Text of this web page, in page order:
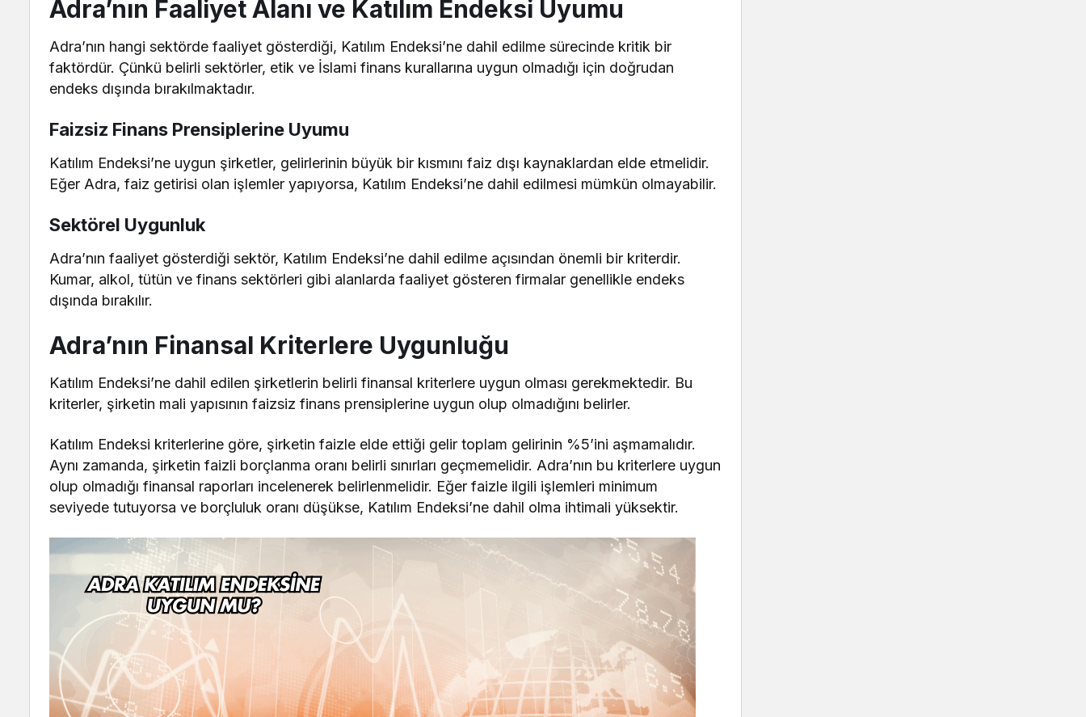
Adra’nın Faaliyet Alanı ve Katılım Endeksi Uyumu
Adra’nın hangi sektörde faaliyet gösterdiği, Katılım Endeksi’ne dahil edilme sürecinde kritik bir
faktördür. Çünkü belirli sektörler, etik ve İslami finans kurallarına uygun olmadığı için doğrudan
endeks dışında bırakılmaktadır.
Faizsiz Finans Prensiplerine Uyumu
Katılım Endeksi’ne uygun şirketler, gelirlerinin büyük bir kısmını faiz dışı kaynaklardan elde etmelidir.
Eğer Adra, faiz getirisi olan işlemler yapıyorsa, Katılım Endeksi’ne dahil edilmesi mümkün olmayabilir.
Sektörel Uygunluk
Adra’nın faaliyet gösterdiği sektör, Katılım Endeksi’ne dahil edilme açısından önemli bir kriterdir.
Kumar, alkol, tütün ve finans sektörleri gibi alanlarda faaliyet gösteren firmalar genellikle endeks
dışında bırakılır.
Adra’nın Finansal Kriterlere Uygunluğu
Katılım Endeksi’ne dahil edilen şirketlerin belirli finansal kriterlere uygun olması gerekmektedir. Bu
kriterler, şirketin mali yapısının faizsiz finans prensiplerine uygun olup olmadığını belirler.
Katılım Endeksi kriterlerine göre, şirketin faizle elde ettiği gelir toplam gelirinin %5’ini aşmamalıdır.
Aynı zamanda, şirketin faizli borçlanma oranı belirli sınırları geçmemelidir. Adra’nın bu kriterlere uygun
olup olmadığı finansal raporları incelenerek belirlenmelidir. Eğer faizle ilgili işlemleri minimum
seviyede tutuyorsa ve borçluluk oranı düşükse, Katılım Endeksi’ne dahil olma ihtimali yüksektir.